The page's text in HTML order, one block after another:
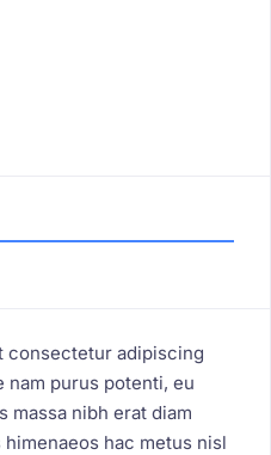
consectetur adipiscing
purus potenti, eu
massa nibh erat diam
hac metus nisl